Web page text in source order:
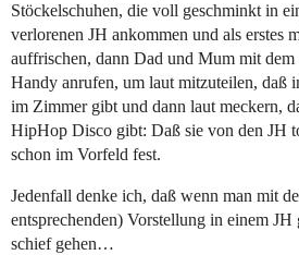
Stöckelschuhen, die voll geschminkt in
verlorenen JH ankommen und als erstes
auffrischen, dann Dad und Mum mit
Handy anrufen, um laut mitzuteilen, daß
im Zimmer gibt und dann laut meckern,
HipHop Disco gibt: Daß sie von den JH
schon im Vorfeld fest.
Jedenfall denke ich, daß wenn man mit
entsprechenden) Vorstellung in einem
schief gehen…